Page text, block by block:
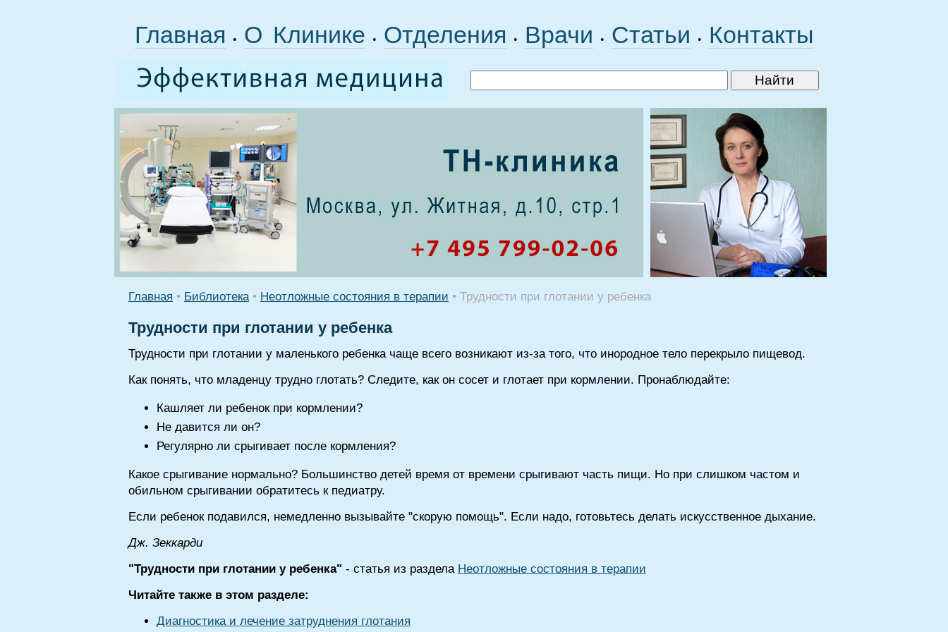
Главная • О Клинике • Отделения • Врачи • Статьи • Контакты
Главная • Библиотека • Неотложные состояния в терапии • Трудности при глотании у ребенка
Трудности при глотании у ребенка
Трудности при глотании у маленького ребенка чаще всего возникают из-за того, что инородное тело перекрыло пищевод.
Как понять, что младенцу трудно глотать? Следите, как он сосет и глотает при кормлении. Пронаблюдайте:
Кашляет ли ребенок при кормлении?
Не давится ли он?
Регулярно ли срыгивает после кормления?
Какое срыгивание нормально? Большинство детей время от времени срыгивают часть пищи. Но при слишком частом и
обильном срыгивании обратитесь к педиатру.
Если ребенок подавился, немедленно вызывайте "скорую помощь". Если надо, готовьтесь делать искусственное дыхание.
Дж. Зеккарди
"Трудности при глотании у ребенка" - статья из раздела Неотложные состояния в терапии
Читайте также в этом разделе:
Диагностика и лечение затруднения глотания